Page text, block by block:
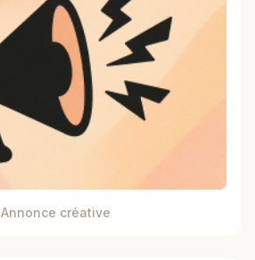
Annonce créative